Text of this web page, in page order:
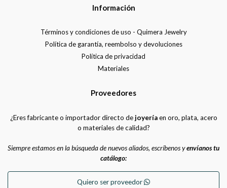
Información
Términos y condiciones de uso - Quimera Jewelry
Política de garantía, reembolso y devoluciones
Política de privacidad
Materiales
Proveedores
¿Eres fabricante o importador directo dejoyeríaen oro, plata, acero
o materiales de calidad?
Siempre estamos en la búsqueda de nuevos aliados, escríbenos yenvíanos tu
catálogo:
Quiero ser proveedor